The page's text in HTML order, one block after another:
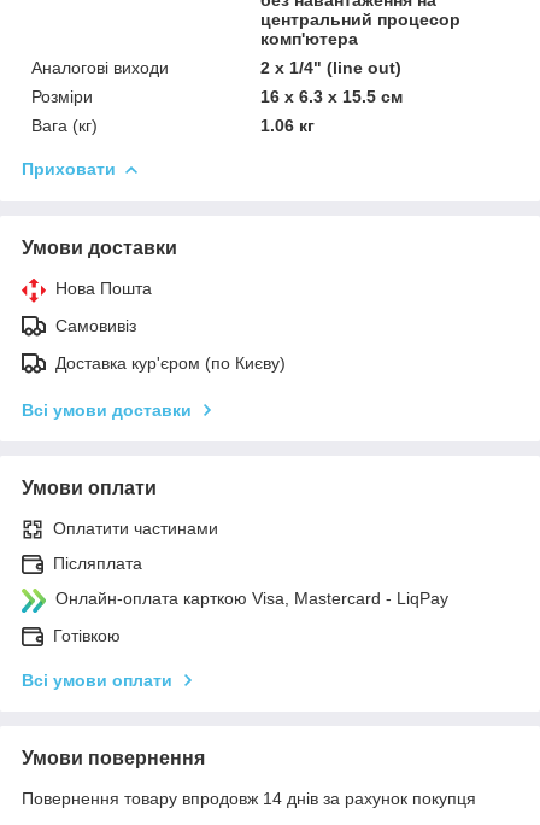
центральний процесор
комп'ютера
Аналогові виходи
2 x 1/4" (line out)
Розміри
16 x 6.3 x 15.5 см
Вага (кг)
1.06 кг
Приховати
Умови доставки
Нова Пошта
Самовивіз
Доставка кур'єром (по Києву)
Всі умови доставки
Умови оплати
Оплатити частинами
Післяплата
Онлайн-оплата карткою Visa, Mastercard - LiqPay
Готівкою
Всі умови оплати
Умови повернення
Повернення товару впродовж 14 днів за рахунок покупця